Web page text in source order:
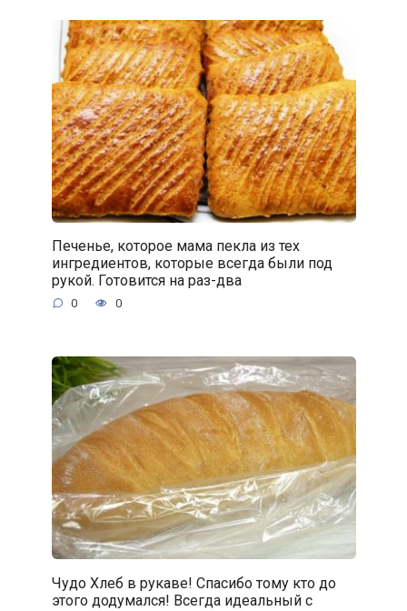
Печенье, которое мама пекла из тех
ингредиентов, которые всегда были под
рукой. Готовится на раз-два
0 0
Чудо Хлеб в рукаве! Спасибо тому кто до
этого додумался! Всегда идеальный с